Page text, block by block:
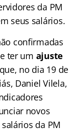
da PM
seus salários.
confirmadas
ter um ajuste
no dia 19 de
Daniel Vilela,
novos
da PM